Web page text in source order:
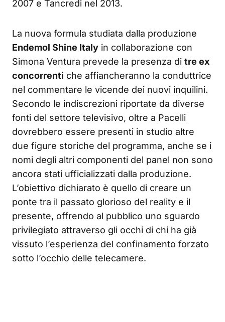
2007 e Tancredi nel 2013.
La nuova formula studiata dalla produzione
Endemol Shine Italy in collaborazione con
Simona Ventura prevede la presenza di tre ex
concorrenti che affiancheranno la conduttrice
nel commentare le vicende dei nuovi inquilini.
Secondo le indiscrezioni riportate da diverse
fonti del settore televisivo, oltre a Pacelli
dovrebbero essere presenti in studio altre
due figure storiche del programma, anche se i
nomi degli altri componenti del panel non sono
ancora stati ufficializzati dalla produzione.
L’obiettivo dichiarato è quello di creare un
ponte tra il passato glorioso del reality e il
presente, offrendo al pubblico uno sguardo
privilegiato attraverso gli occhi di chi ha già
vissuto l’esperienza del confinamento forzato
sotto l’occhio delle telecamere.